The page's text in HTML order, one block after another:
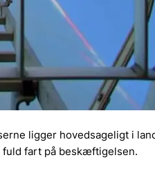
ligger hovedsageligt i
fart på beskæftigelsen.